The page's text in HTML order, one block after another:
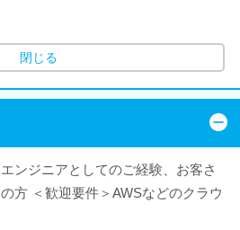
閉じる
ンジニアとしてのご経験、お客さ
方 ＜歓迎要件＞AWSなどのクラウ